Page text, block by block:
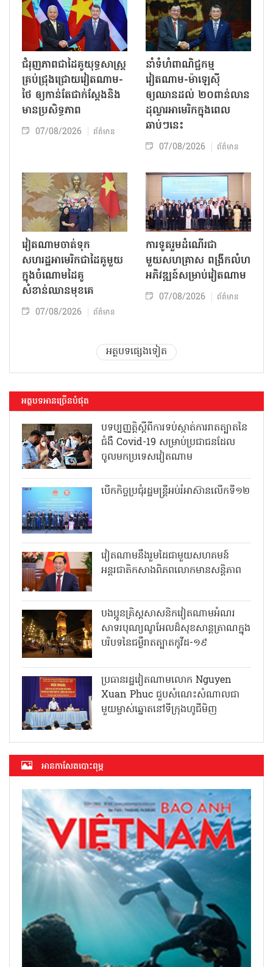
ជំរុញភាពជាដៃគូយុទ្ធសាស្ត្រ
គ្រប់ជ្រុងជ្រោយវៀតណាម-
ថៃ ឲ្យកាន់តែជាក់ស្ដែងនិង
មានប្រសិទ្ធភាព
07/08/2026 ព័ត៌មាន
នាំទំហំពាណិជ្ជកម្ម
វៀតណាម-ម៉ាឡេស៊ី
ឲ្យឈានដល់ ២០ពាន់លាន
ដុល្លារអាមេរិកក្នុងពេល
ឆាប់ៗនេះ
07/08/2026 ព័ត៌មាន
វៀតណាមចាត់ទុក
សហរដ្ឋអាមេរិកជាដៃគូមួយ
ក្នុងចំណោមដៃគូ
សំខាន់ឈានមុខគេ
07/08/2026 ព័ត៌មាន
ការទូតរួមដំណើរជា
មួយសហគ្រាស ពង្រីកលំហ
អភិវឌ្ឍន៍សម្រាប់វៀតណាម
07/08/2026 ព័ត៌មាន
អត្ថបទផ្សេងទៀត
អត្ថបទអានច្រើនបំផុត
បទប្បញ្ញត្តិស្តីពីការទប់ស្កាត់ការរាតត្បាតនៃ
ជំងឺ Covid-19 សម្រាប់ប្រជាជនដែល
ចូលមកប្រទេសវៀតណាម
បើកកិច្ចប្រជុំរដ្ឋមន្ត្រីអប់រំអាស៊ានលើកទី១២
វៀតណាមនឹងរួមដៃជាមួយសហគមន៍
អន្តរជាតិកសាងពិភពលោកមានសន្តិភាព
បងប្អូនគ្រិស្តសាសនិកវៀតណាមអំណរ
សាទរបុណ្យណូអែលដ៏សុខសាន្តត្រាណក្នុង
បរិបទនៃជម្ងឺរាតត្បាតកូវីដ-១៩
ប្រធានរដ្ឋវៀតណាមលោក Nguyen
Xuan Phuc ជួបសំណេះសំណាលជា
មួយម្ចាស់ឆ្នោតនៅទីក្រុងហូជីមិញ
អាន​កាសែត​បោះពុម្ភ